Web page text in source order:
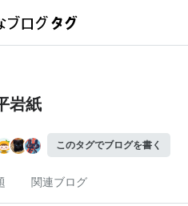
岩紙
このタグでブログを書く
関連ブログ